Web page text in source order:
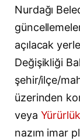
Nurdağı
açılacak
Değişikliği
şehir/ilçe/
üzerinden
veya
nazım imar